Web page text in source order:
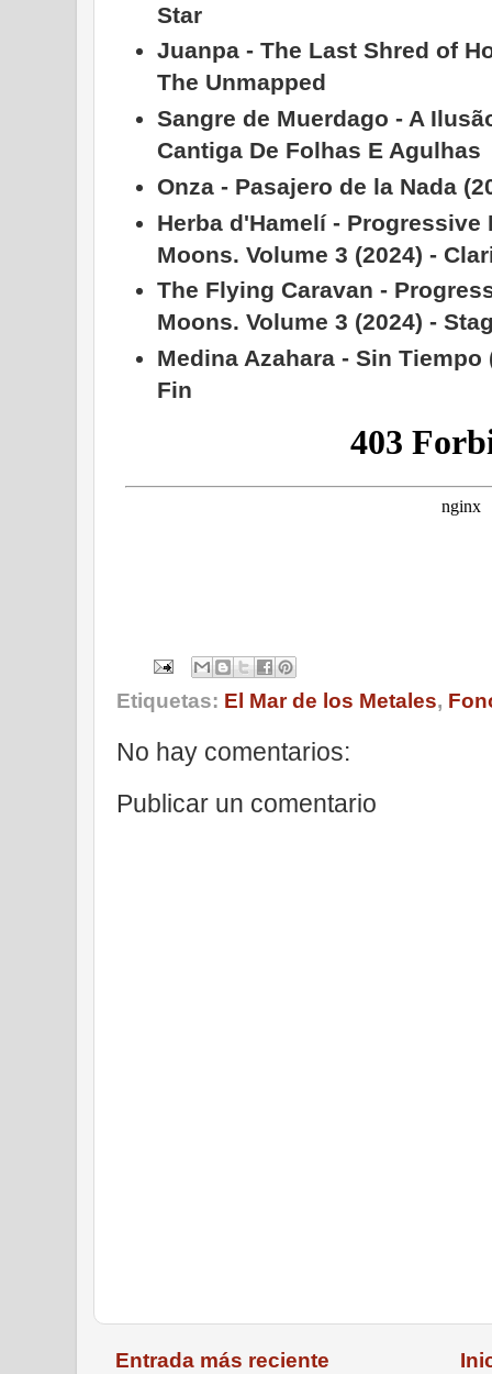
Star
Juanpa - The Last Shred of
The Unmapped
Sangre de Muerdago - A
Cantiga De Folhas E Agulhas
Onza - Pasajero de la Nada
Herba d'Hamelí - Progressive
Moons. Volume 3 (2024) -
The Flying Caravan -
Moons. Volume 3 (2024) -
Medina Azahara - Sin Tiempo
Fin
Etiquetas: El Mar de los Metales,
No hay comentarios:
Publicar un comentario
Entrada más reciente